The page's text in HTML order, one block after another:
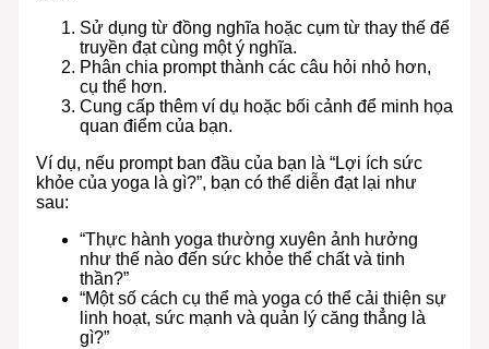
Sử dụng từ đồng nghĩa hoặc cụm từ thay thế để
truyền đạt cùng một ý nghĩa.
Phân chia prompt thành các câu hỏi nhỏ hơn,
cụ thể hơn.
Cung cấp thêm ví dụ hoặc bối cảnh để minh họa
quan điểm của bạn.
Ví dụ, nếu prompt ban đầu của bạn là “Lợi ích sức
khỏe của yoga là gì?”, bạn có thể diễn đạt lại như
sau:
“Thực hành yoga thường xuyên ảnh hưởng
như thế nào đến sức khỏe thể chất và tinh
thần?”
“Một số cách cụ thể mà yoga có thể cải thiện sự
linh hoạt, sức mạnh và quản lý căng thẳng là
gì?”